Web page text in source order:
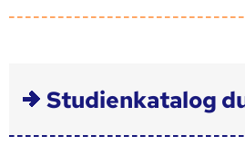
Studienkatalog